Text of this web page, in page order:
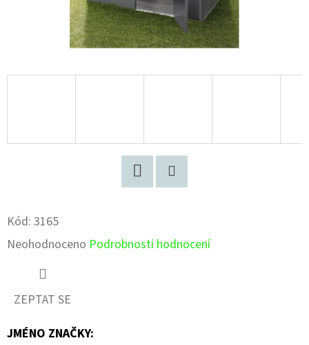
Kód: 3165
Průměrné
hodnocení
0,0
Neohodnoceno Podrobnosti hodnocení
ZEPTAT SE
JMÉNO ZNAČKY: